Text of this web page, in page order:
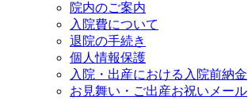
院内のご案内
入院費について
退院の手続き
個人情報保護
入院・出産における入院前納金
お見舞い・ご出産お祝いメール